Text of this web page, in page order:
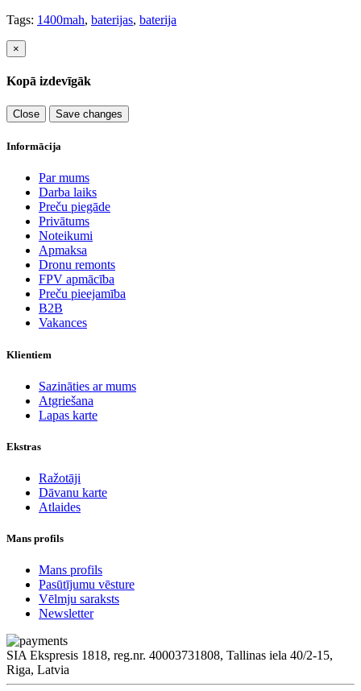
Tags: 1400mah, baterijas, baterija
×
Kopā izdevīgāk
Close Save changes
Informācija
Par mums
Darba laiks
Preču piegāde
Privātums
Noteikumi
Apmaksa
Dronu remonts
FPV apmācība
Preču pieejamība
B2B
Vakances
Klientiem
Sazināties ar mums
Atgriešana
Lapas karte
Ekstras
Ražotāji
Dāvanu karte
Atlaides
Mans profils
Mans profils
Pasūtījumu vēsture
Vēlmju saraksts
Newsletter
SIA Ekspresis 1818, reg.nr. 40003731808, Tallinas iela 40/2-15,
Riga, Latvia